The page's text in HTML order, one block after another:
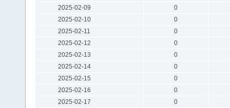
2025-02-09
0
2025-02-10
0
2025-02-11
0
2025-02-12
0
2025-02-13
0
2025-02-14
0
2025-02-15
0
2025-02-16
0
2025-02-17
0